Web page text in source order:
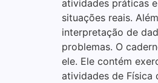
atividades práticas
situações reais.
interpretação de
problemas. O
ele. Ele contém
atividades de Física